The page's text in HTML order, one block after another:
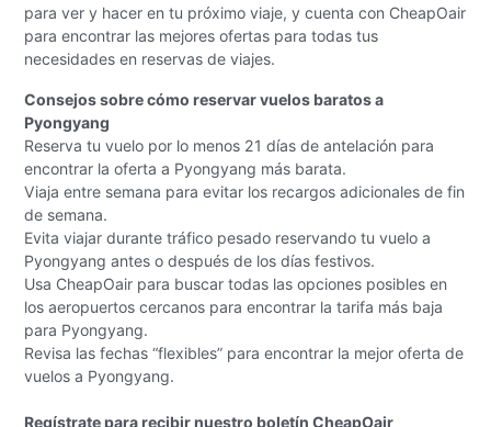
para ver y hacer en tu próximo viaje, y cuenta con CheapOair
para encontrar las mejores ofertas para todas tus
necesidades en reservas de viajes.
Consejos sobre cómo reservar vuelos baratos a
Pyongyang
Reserva tu vuelo por lo menos 21 días de antelación para
encontrar la oferta a Pyongyang más barata.
Viaja entre semana para evitar los recargos adicionales de fin
de semana.
Evita viajar durante tráfico pesado reservando tu vuelo a
Pyongyang antes o después de los días festivos.
Usa CheapOair para buscar todas las opciones posibles en
los aeropuertos cercanos para encontrar la tarifa más baja
para Pyongyang.
Revisa las fechas “flexibles” para encontrar la mejor oferta de
vuelos a Pyongyang.
Regístrate para recibir nuestro boletín CheapOair